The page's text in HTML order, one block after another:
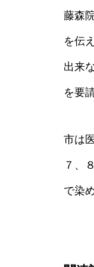
藤森
を伝
出来
を要
市は
７、
で染